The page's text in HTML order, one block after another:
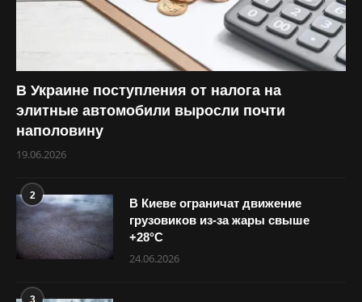
В Украине поступления от налога на
элитные автомобили выросли почти
наполовину
19.06.2026
2
В Киеве ограничат движение
грузовиков из-за жары свыше
+28°С
24.06.2026